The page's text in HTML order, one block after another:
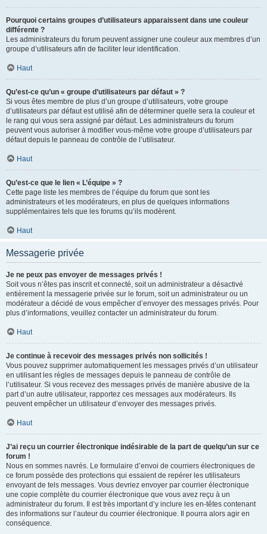
Pourquoi certains groupes d’utilisateurs apparaissent dans une couleur
différente ?
Les administrateurs du forum peuvent assigner une couleur aux membres d’un
groupe d’utilisateurs afin de faciliter leur identification.
Haut
Qu’est-ce qu’un « groupe d’utilisateurs par défaut » ?
Si vous êtes membre de plus d’un groupe d’utilisateurs, votre groupe
d’utilisateurs par défaut est utilisé afin de déterminer quelle sera la couleur et
le rang qui vous sera assigné par défaut. Les administrateurs du forum
peuvent vous autoriser à modifier vous-même votre groupe d’utilisateurs par
défaut depuis le panneau de contrôle de l’utilisateur.
Haut
Qu’est-ce que le lien « L’équipe » ?
Cette page liste les membres de l’équipe du forum que sont les
administrateurs et les modérateurs, en plus de quelques informations
supplémentaires tels que les forums qu’ils modèrent.
Haut
Messagerie privée
Je ne peux pas envoyer de messages privés !
Soit vous n’êtes pas inscrit et connecté, soit un administrateur a désactivé
entièrement la messagerie privée sur le forum, soit un administrateur ou un
modérateur a décidé de vous empêcher d’envoyer des messages privés. Pour
plus d’informations, veuillez contacter un administrateur du forum.
Haut
Je continue à recevoir des messages privés non sollicités !
Vous pouvez supprimer automatiquement les messages privés d’un utilisateur
en utilisant les règles de messages depuis le panneau de contrôle de
l’utilisateur. Si vous recevez des messages privés de manière abusive de la
part d’un autre utilisateur, rapportez ces messages aux modérateurs. Ils
peuvent empêcher un utilisateur d’envoyer des messages privés.
Haut
J’ai reçu un courrier électronique indésirable de la part de quelqu’un sur ce
forum !
Nous en sommes navrés. Le formulaire d’envoi de courriers électroniques de
ce forum possède des protections qui essaient de repérer les utilisateurs
envoyant de tels messages. Vous devriez envoyer par courrier électronique
une copie complète du courrier électronique que vous avez reçu à un
administrateur du forum. Il est très important d’y inclure les en-têtes contenant
des informations sur l’auteur du courrier électronique. Il pourra alors agir en
conséquence.